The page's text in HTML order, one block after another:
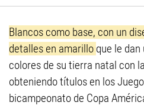
Blancos como base, con un
detalles en amarillo que le
colores de su tierra natal con
obteniendo títulos en los
bicampeonato de Copa